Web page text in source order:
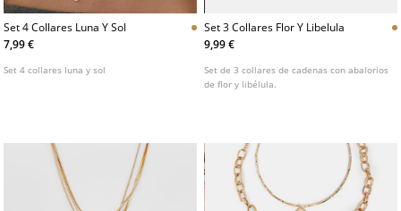
Set 4 Collares Luna Y Sol
7,99 €
Set 4 collares luna y sol
Set 3 Collares Flor Y Libelula
9,99 €
Set de 3 collares de cadenas con abalorios
de flor y libélula.